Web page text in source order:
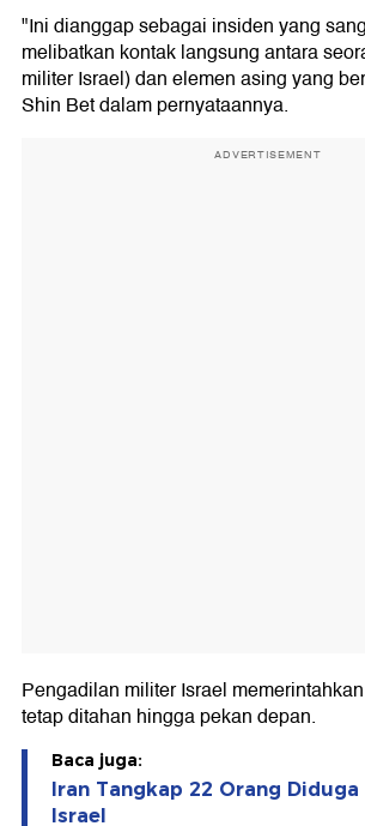
"Ini dianggap sebagai insiden yang
melibatkan kontak langsung antara
militer Israel) dan elemen asing yang
Shin Bet dalam pernyataannya.
ADVERTISEMENT
Pengadilan militer Israel
tetap ditahan hingga pekan depan.
Baca juga:
Iran Tangkap 22 Orang
Israel